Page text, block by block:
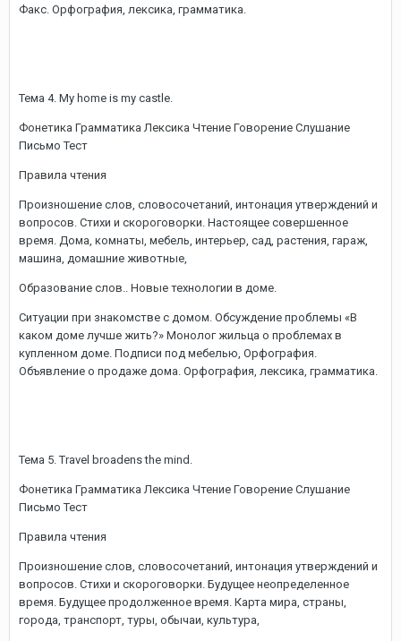
Факс. Орфография, лексика, грамматика.
Тема 4. My home is my castle.
Фонетика Грамматика Лексика Чтение Говорение Слушание
Письмо Тест
Правила чтения
Произношение слов, словосочетаний, интонация утверждений и
вопросов. Стихи и скороговорки. Настоящее совершенное
время. Дома, комнаты, мебель, интерьер, сад, растения, гараж,
машина, домашние животные,
Образование слов.. Новые технологии в доме.
Ситуации при знакомстве с домом. Обсуждение проблемы «В
каком доме лучше жить?» Монолог жильца о проблемах в
купленном доме. Подписи под мебелью, Орфография.
Объявление о продаже дома. Орфография, лексика, грамматика.
Тема 5. Travel broadens the mind.
Фонетика Грамматика Лексика Чтение Говорение Слушание
Письмо Тест
Правила чтения
Произношение слов, словосочетаний, интонация утверждений и
вопросов. Стихи и скороговорки. Будущее неопределенное
время. Будущее продолженное время. Карта мира, страны,
города, транспорт, туры, обычаи, культура,